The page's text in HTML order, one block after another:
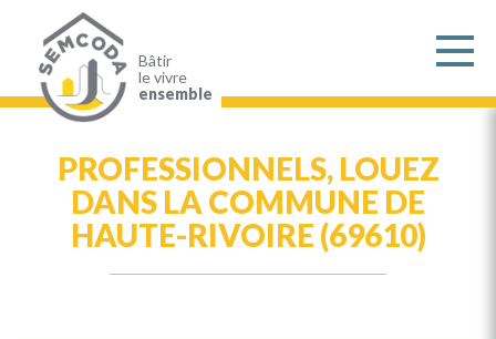
contenu
principal
Bâtir
le vivre
ensemble
PROFESSIONNELS, LOUEZ
DANS LA COMMUNE DE
HAUTE-RIVOIRE (69610)